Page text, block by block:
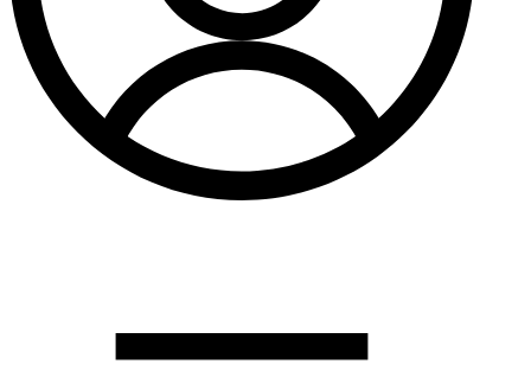
Душевые кабины и комплектующие
Душевые двери
Душевые кабины
Душевые перегородки
(2)
Задвижки и комплектующие